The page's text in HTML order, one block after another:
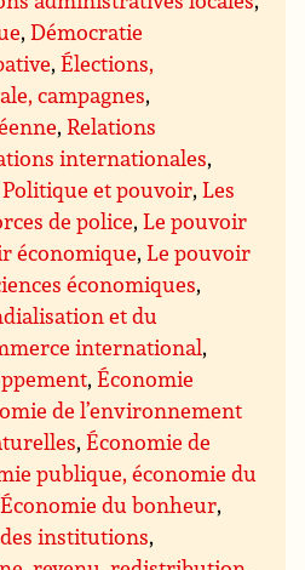
,Démocratie
,Élections,
campagnes,
,Relations
internationales,
Politique et pouvoir,Les
de police,Le pouvoir
économique,Le pouvoir
économiques,
et du
international,
,Économie
de l’environnement
,Économie de
publique, économie du
Économie du bonheur,
institutions,